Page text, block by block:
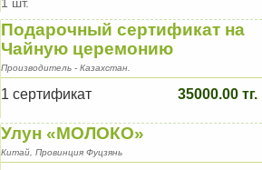
Подарочный сертификат на
Чайную церемонию
Производитель - Казахстан.
35000.00 тг.
1 сертификат
Улун «МОЛОКО»
Китай, Провинция Фуцзянь